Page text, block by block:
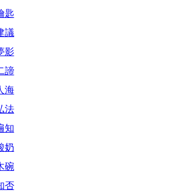
匙
議
影
諦
海
法
知
奶
碗
否